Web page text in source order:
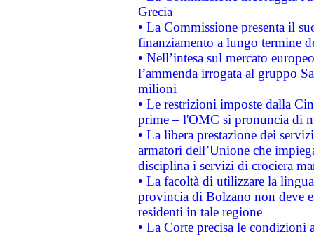
Grecia
• La Commissione presenta il
finanziamento a lungo termine
• Nell’intesa sul mercato
l’ammenda irrogata al gruppo
milioni
• Le restrizioni imposte dalla
prime – l'OMC si pronuncia di
• La libera prestazione dei
armatori dell’Unione che
disciplina i servizi di crociera
• La facoltà di utilizzare la
provincia di Bolzano non deve
residenti in tale regione
• La Corte precisa le